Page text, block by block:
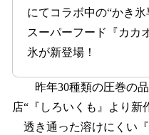
にてコラボ中の“かき
スーパーフード『カカ
氷が新登場！
昨年30種類の圧巻の品
店“『しろいくも』より新
透き通った溶けにくい